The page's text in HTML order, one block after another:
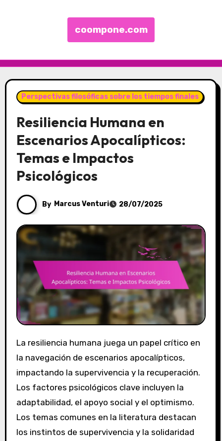
coompone.com
Perspectivas filosóficas sobre los tiempos finales
Resiliencia Humana en
Escenarios Apocalípticos:
Temas e Impactos
Psicológicos
By Marcus Venturi 28/07/2025
La resiliencia humana juega un papel crítico en
la navegación de escenarios apocalípticos,
impactando la supervivencia y la recuperación.
Los factores psicológicos clave incluyen la
adaptabilidad, el apoyo social y el optimismo.
Los temas comunes en la literatura destacan
los instintos de supervivencia y la solidaridad